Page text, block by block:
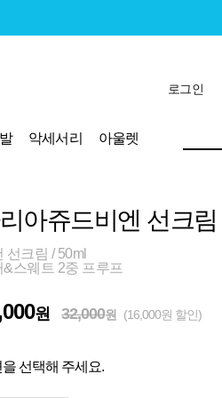
로그인
악세서리
아울렛
아쥬드비엔 선크
선크림 / 50ml
&스웨트 2중 프루프
원 32,000원 (16,000원 할인)
선택해 주세요.